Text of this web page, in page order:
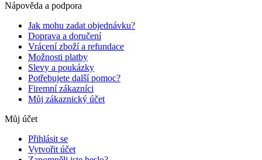
Nápověda a podpora
Jak mohu zadat objednávku?
Doprava a doručení
Vrácení zboží a refundace
Možnosti platby
Slevy a poukázky
Potřebujete další pomoc?
Firemní zákazníci
Můj zákaznický účet
Můj účet
Přihlásit se
Vytvořit účet